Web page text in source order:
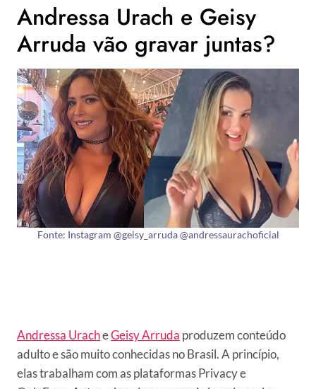
Andressa Urach e Geisy
Arruda vão gravar juntas?
Fonte: Instagram @geisy_arruda @andressaurachoficial
Andressa UracheGeisy Arruda produzem conteúdo
adulto e são muito conhecidas no Brasil. A princípio,
elas trabalham com as plataformas Privacy e